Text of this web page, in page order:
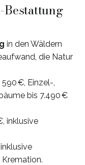
in den Wäldern
die Natur
€, Einzel-,
bis 7.490 €
inklusive